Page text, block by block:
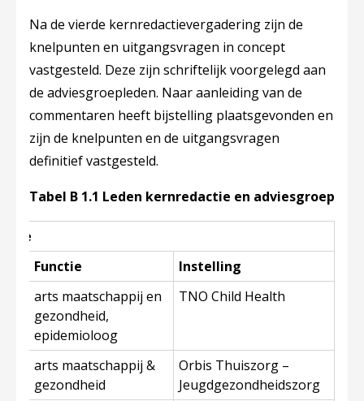
Na de vierde kernredactievergadering zijn de
knelpunten en uitgangsvragen in concept
vastgesteld. Deze zijn schriftelijk voorgelegd aan
de adviesgroepleden. Naar aanleiding van de
commentaren heeft bijstelling plaatsgevonden en
zijn de knelpunten en de uitgangsvragen
definitief vastgesteld.
Tabel B 1.1 Leden kernredactie en adviesgroep
Functie
Instelling
arts maatschappij en
gezondheid,
epidemioloog
TNO Child Health
arts maatschappij &
gezondheid
Orbis Thuiszorg –
Jeugdgezondheidszorg